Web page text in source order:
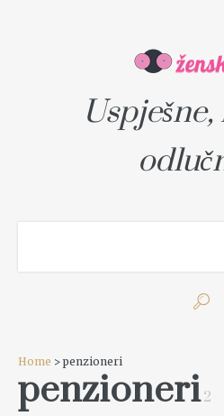
Home > penzioneri
penzioneri2